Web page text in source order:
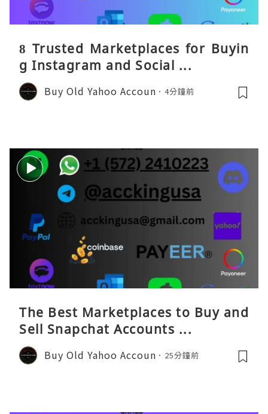
8 Trusted Marketplaces for Buyin
g Instagram and Social ...
Buy Old Yahoo Accoun 4分鐘前
The Best Marketplaces to Buy and
Sell Snapchat Accounts ...
Buy Old Yahoo Accoun 25分鐘前